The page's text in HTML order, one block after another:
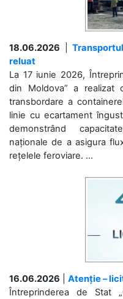
18.06.2026
reluat
La 17 iunie 2026,
din Moldova” a
transbordare a
linie cu ecartament
demonstrând
naționale de a asigura
rețelele feroviare. ...
16.06.2026
Atenție –
Întreprinderea de Stat